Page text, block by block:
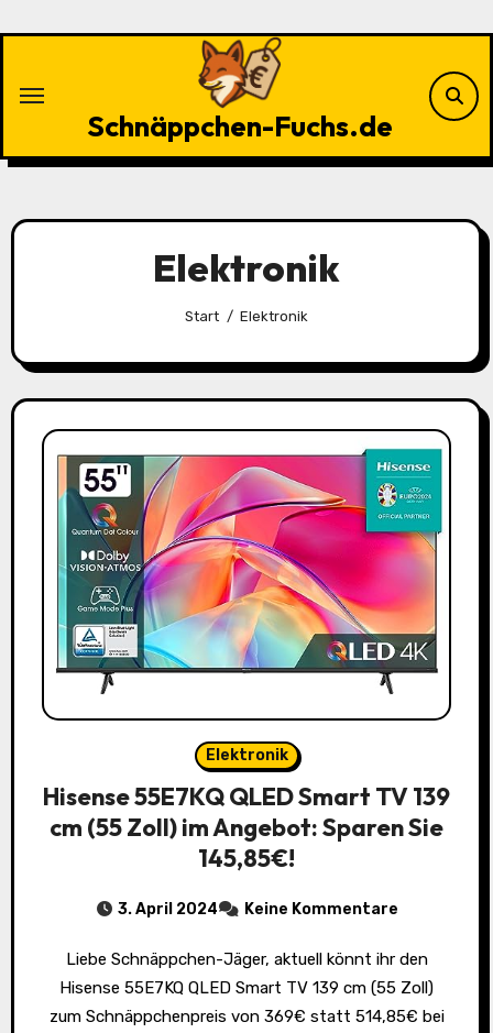
Schnäppchen-Fuchs.de
Elektronik
Start Elektronik
Elektronik
Hisense 55E7KQ QLED Smart TV 139
cm (55 Zoll) im Angebot: Sparen Sie
145,85€!
3. April 2024 Keine Kommentare
Liebe Schnäppchen-Jäger, aktuell könnt ihr den
Hisense 55E7KQ QLED Smart TV 139 cm (55 Zoll)
zum Schnäppchenpreis von 369€ statt 514,85€ bei